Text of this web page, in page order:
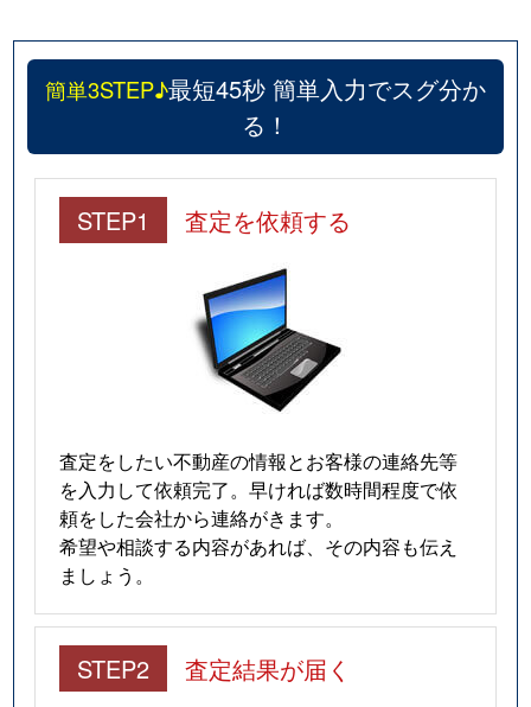
簡単3STEP♪最短45秒 簡単入力でスグ分か
る！
STEP1 査定を依頼する
査定をしたい不動産の情報とお客様の連絡先等
を入力して依頼完了。早ければ数時間程度で依
頼をした会社から連絡がきます。
希望や相談する内容があれば、その内容も伝え
ましょう。
STEP2 査定結果が届く